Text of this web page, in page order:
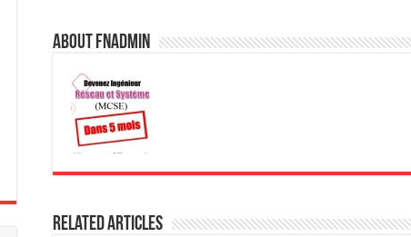
About fnadmin
Related Articles